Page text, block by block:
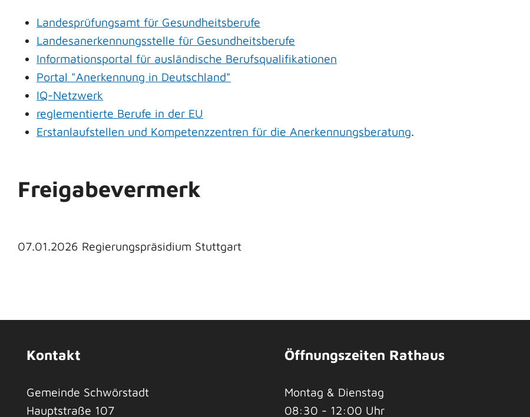
Landesprüfungsamt für Gesundheitsberufe
Landesanerkennungsstelle für Gesundheitsberufe
Informationsportal für ausländische Berufsqualifikationen
Portal "Anerkennung in Deutschland"
IQ-Netzwerk
reglementierte Berufe in der EU
Erstanlaufstellen und Kompetenzzentren für die Anerkennungsberatung.
Freigabevermerk
07.01.2026 Regierungspräsidium Stuttgart
Kontakt
Gemeinde Schwörstadt
Hauptstraße 107
Öffnungszeiten Rathaus
Montag & Dienstag
08:30 - 12:00 Uhr